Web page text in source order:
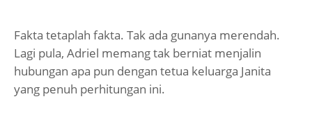
Fakta tetaplah fakta. Tak ada gunanya merendah.
Lagi pula, Adriel memang tak berniat menjalin
hubungan apa pun dengan tetua keluarga Janita
yang penuh perhitungan ini.